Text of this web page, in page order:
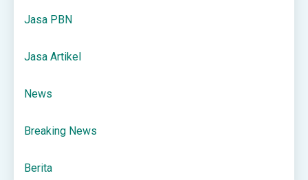
Jasa PBN
Jasa Artikel
News
Breaking News
Berita